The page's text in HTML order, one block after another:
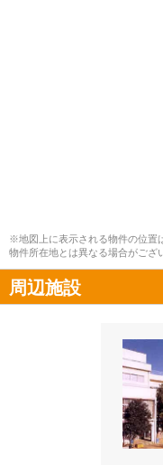
※地図上に表示される物件の位置
物件所在地とは異なる場合がござ
周辺施設